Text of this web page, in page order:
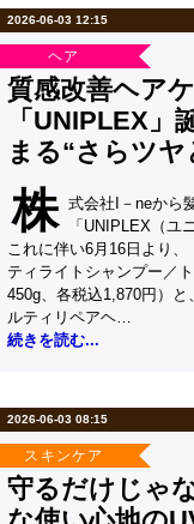
2026-06-03 12:15
ヘア
質感改善ヘア
「UNIPLEX」
まる“さらツ
株 式会社I－neから
「UNIPLEX（ユ
これに伴い6月16日より
ティライトシャンプー／
450g、各税込1,870円）
ルティリペアヘ…
続きを読む...
2026-06-03 08:15
スキンケア
守るだけじゃ